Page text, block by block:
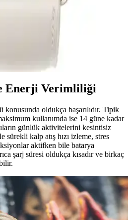
Karşılaştırması: Hangi
özellikleri, pil ömrü, su
Enerji Verimliliği
oldukça başarılıdır. Tipik
kullanımda ise 14 güne kadar
günlük aktivitelerini kesintisiz
kalp atış hızı izleme, stres
aktifken bile batarya
şarj süresi oldukça kısadır ve birkaç